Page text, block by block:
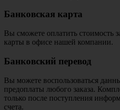
Банковская карта
Вы сможете оплатить стоимость
карты в офисе нашей компании.
Банковский перевод
Вы можете воспользоваться
предоплаты любого заказа.
только после поступления
счета.